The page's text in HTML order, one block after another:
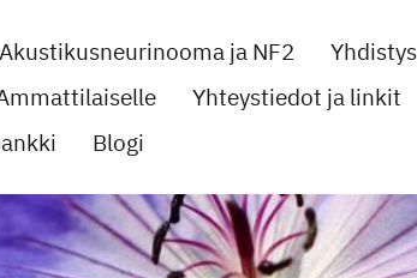
ry
Akustikusneurinooma ja NF2 Yhdistys
Yhteystiedot ja linkit
Blogi